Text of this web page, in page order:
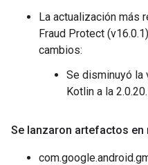
La actualización más
Fraud Protect
cambios:
Se disminuyó la
Kotlin a la 2.0.20.
Se lanzaron artefactos en